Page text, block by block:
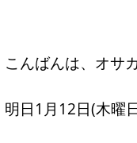
こんばんは、オサ
明日1月12日(木曜